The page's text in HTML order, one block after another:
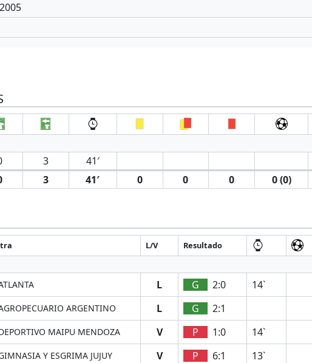
3
41′
3 41′ 0 0 0 0 (0)
L/V Resultado
L G 2:0
14`
ARGENTINO L G
2:1
MAIPU MENDOZA V P 1:0
14`
Y ESGRIMA JUJUY V P 6:1
13`